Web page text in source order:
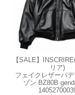
【SALE】
リア)
フェイクレザーパ
ゾン BZ80B